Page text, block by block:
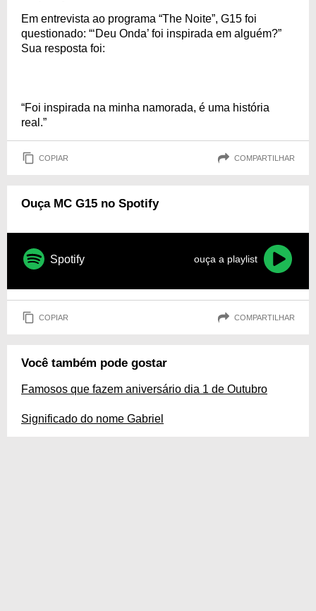
Em entrevista ao programa “The Noite”, G15 foi
questionado: “‘Deu Onda’ foi inspirada em alguém?”
Sua resposta foi:
“Foi inspirada na minha namorada, é uma história
real.”
COPIAR COMPARTILHAR
Ouça MC G15 no Spotify
Spotify ouça a playlist
COPIAR COMPARTILHAR
Você também pode gostar
Famosos que fazem aniversário dia 1 de Outubro
Significado do nome Gabriel